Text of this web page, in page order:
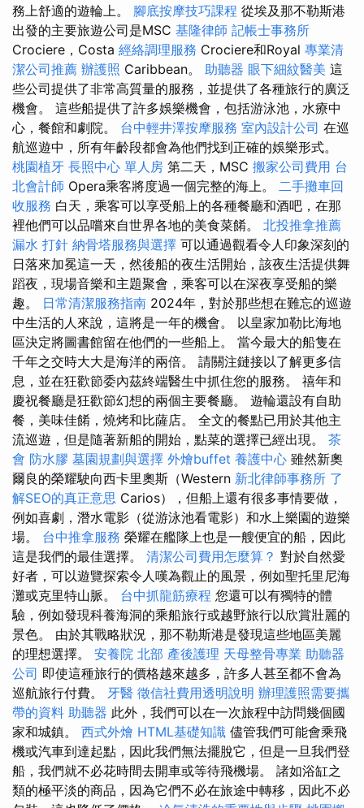
務上舒適的遊輪上。 腳底按摩技巧課程 從埃及那不勒斯港
出發的主要旅遊公司是MSC 基隆律師 記帳士事務所
Crociere，Costa 經絡調理服務 Crociere和Royal 專業清
潔公司推薦 辦護照 Caribbean。 助聽器 眼下細紋醫美 這
些公司提供了非常高質量的服務，並提供了各種旅行的廣泛
機會。 這些船提供了許多娛樂機會，包括游泳池，水療中
心，餐館和劇院。 台中輕井澤按摩服務 室內設計公司 在巡
航巡遊中，所有年齡段都會為他們找到正確的娛樂形式。
桃園植牙 長照中心 單人房 第二天，MSC 搬家公司費用 台
北會計師 Opera乘客將度過一個完整的海上。 二手攤車回
收服務 白天，乘客可以享受船上的各種餐廳和酒吧，在那
裡他們可以品嚐來自世界各地的美食菜餚。 北投推拿推薦
漏水 打針 納骨塔服務與選擇 可以通過觀看令人印象深刻的
日落來加冕這一天，然後船的夜生活開始，該夜生活提供舞
蹈夜，現場音樂和主題聚會，乘客可以在深夜享受船的樂
趣。 日常清潔服務指南 2024年，對於那些想在難忘的巡遊
中生活的人來說，這將是一年的機會。 以皇家加勒比海地
區決定將圖書館留在他們的一些船上。 當今最大的船隻在
千年之交時大大是海洋的兩倍。 請關注鏈接以了解更多信
息，並在狂歡節委內茲終端醫生中抓住您的服務。 禧年和
慶祝餐廳是狂歡節幻想的兩個主要餐廳。 遊輪還設有自助
餐，美味佳餚，燒烤和比薩店。 全文的餐點已用於其他主
流巡遊，但是隨著新船的開始，點菜的選擇已經出現。 茶
會 防水膠 墓園規劃與選擇 外燴buffet 養護中心 雖然新奧
爾良的榮耀駛向西卡里奧斯（Western 新北律師事務所 了
解SEO的真正意思 Carios），但船上還有很多事情要做，
例如喜劇，潛水電影（從游泳池看電影）和水上樂園的遊樂
場。 台中推拿服務 榮耀在艦隊上也是一艘便宜的船，因此
這是我們的最佳選擇。 清潔公司費用怎麼算？ 對於自然愛
好者，可以遊覽探索令人嘆為觀止的風景，例如聖托里尼海
灘或克里特山脈。 台中抓龍筋療程 您還可以有獨特的體
驗，例如發現科養海洞的乘船旅行或越野旅行以欣賞壯麗的
景色。 由於其戰略狀況，那不勒斯港是發現這些地區美麗
的理想選擇。 安養院 北部 產後護理 天母整骨專業 助聽器
公司 即使這種旅行的價格越來越多，許多人甚至都不會為
巡航旅行付費。 牙醫 徵信社費用透明說明 辦理護照需要攜
帶的資料 助聽器 此外，我們可以在一次旅程中訪問幾個國
家和城鎮。 西式外燴 HTML基礎知識 儘管我們可能會乘飛
機或汽車到達起點，因此我們無法擺脫它，但是一旦我們登
船，我們就不必花時間去開車或等待飛機場。 諸如浴缸之
類的極平淡的商品，因為它們不必在旅途中轉移，因此不必